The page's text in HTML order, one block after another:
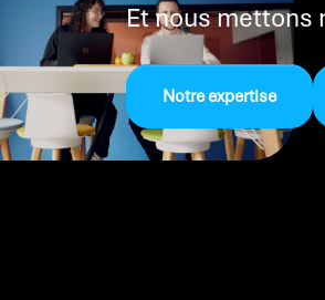
Et nous mettons
Notre expertise